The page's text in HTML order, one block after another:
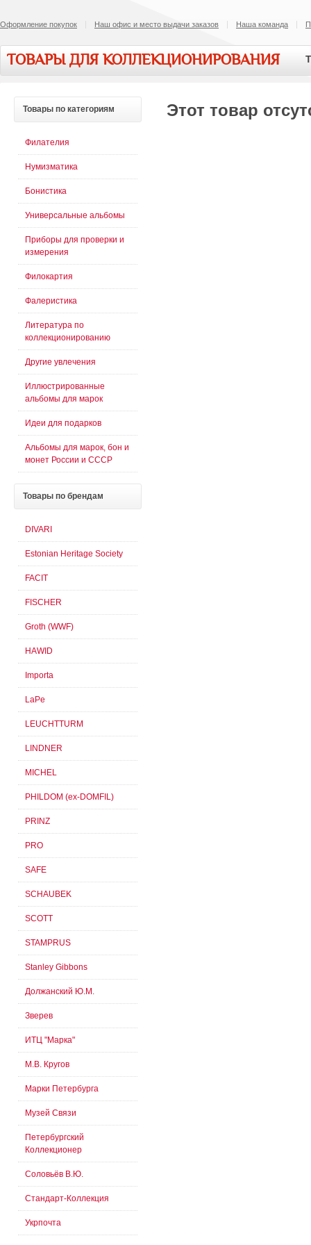
Оформление покупок Наш офис и место выдачи заказов Наша команда
ТОВАРЫ ДЛЯ КОЛЛЕКЦИОНИРОВАНИЯ
Этот товар
Товары по категориям
Филателия
Нумизматика
Бонистика
Универсальные альбомы
Приборы для проверки и
измерения
Филокартия
Фалеристика
Литература по
коллекционированию
Другие увлечения
Иллюстрированные
альбомы для марок
Идеи для подарков
Альбомы для марок, бон и
монет России и СССР
Товары по брендам
DIVARI
Estonian Heritage Society
FACIT
FISCHER
Groth (WWF)
HAWID
Importa
LaPe
LEUCHTTURM
LINDNER
MICHEL
PHILDOM (ex-DOMFIL)
PRINZ
PRO
SAFE
SCHAUBEK
SCOTT
STAMPRUS
Stanley Gibbons
Должанский Ю.М.
Зверев
ИТЦ "Марка"
М.В. Кругов
Марки Петербурга
Музей Связи
Петербургский
Коллекционер
Соловьёв В.Ю.
Стандарт-Коллекция
Укрпочта